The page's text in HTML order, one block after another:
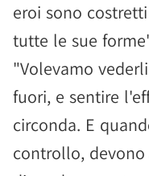
eroi sono
tutte le sue
"Volevamo
fuori, e sentire
circonda. E
controllo,